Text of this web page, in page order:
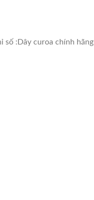
số :Dây curoa chính hãng